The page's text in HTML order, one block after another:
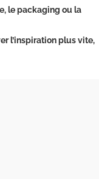
le packaging ou la
l’inspiration plus vite,